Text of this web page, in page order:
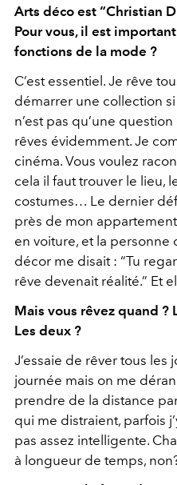
Arts déco est “Christian
Pour vous, il est
fonctions de la mode ?
C’est essentiel. Je rêve
démarrer une collection
n’est pas qu’une
rêves évidemment. Je
cinéma. Vous voulez
cela il faut trouver le lieu,
costumes… Le dernier
près de mon
en voiture, et la personne
décor me disait : “Tu
rêve devenait réalité.” Et
Mais vous rêvez quand ?
Les deux ?
J’essaie de rêver tous les
journée mais on me
prendre de la distance
qui me distraient, parfois
pas assez intelligente.
à longueur de temps,